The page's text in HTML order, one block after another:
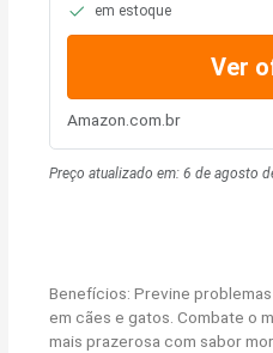
em estoque
Ver
Amazon.com.br
Preço atualizado em:6 de agosto
Benefícios: Previne
em cães e gatos. Combate o
mais prazerosa com sabor